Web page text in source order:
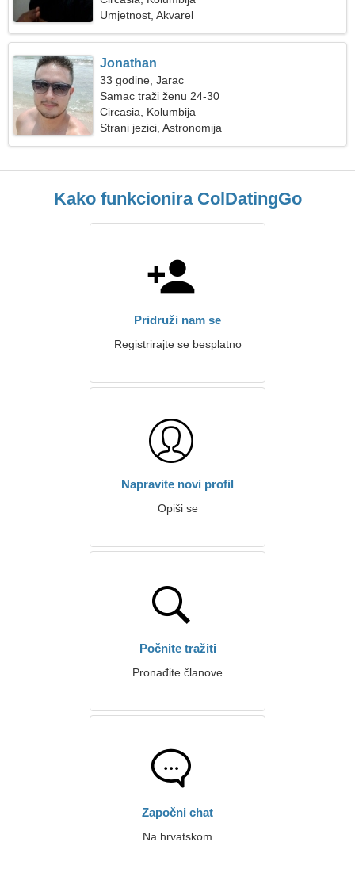
Umjetnost, Akvarel
Jonathan
33 godine, Jarac
Samac traži ženu 24-30
Circasia, Kolumbija
Strani jezici, Astronomija
Kako funkcionira ColDatingGo
Pridruži nam se
Registrirajte se besplatno
Napravite novi profil
Opiši se
Počnite tražiti
Pronađite članove
Započni chat
Na hrvatskom